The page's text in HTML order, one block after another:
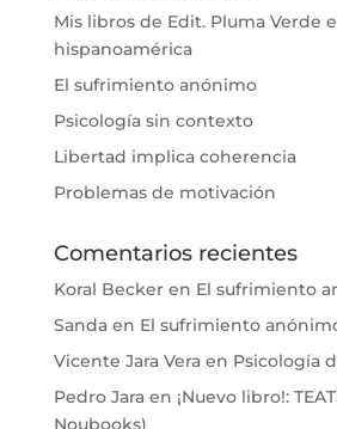
Mis libros de Edit. Pluma Verde
hispanoamérica
El sufrimiento anónimo
Psicología sin contexto
Libertad implica coherencia
Problemas de motivación
Comentarios recientes
Koral Beckeren El sufrimiento
Sandaen El sufrimiento
Vicente Jara Veraen Psicología
Pedro Jaraen ¡Nuevo libro!:
Noubooks)